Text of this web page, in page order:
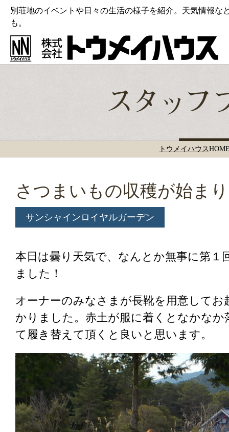
別荘地のイベントや日々の生活の様子を紹介。天気情報な
も。
トウメイハウス
さつまいもの収穫が始ま
サンシャインロイヤルガーデン
本日は曇り天気で、なんとか無事に第
ました！
オーナーのみなさまが長靴を用意して
かりました。赤土が服に着くとなかな
て履き替えて頂くと良いと思います。